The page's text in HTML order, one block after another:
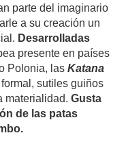
parte del imaginario
a su creación un
Desarrolladas
presente en países
Polonia, lasKatana
sutiles guiños
materialidad.Gusta
de las patas